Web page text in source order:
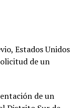
Estados Unidos
de un
de un